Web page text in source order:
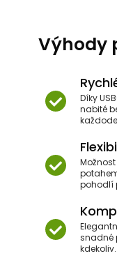
Výhody
Díky
nabité
pohodlí
snadné
kdekoliv.